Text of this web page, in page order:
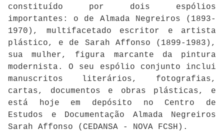
constituído por dois espólios
importantes: o de Almada Negreiros (1893-
1970), multifacetado escritor e artista
plástico, e de Sarah Affonso (1899-1983),
sua mulher, figura marcante da pintura
modernista. O seu espólio conjunto inclui
manuscritos literários, fotografias,
cartas, documentos e obras plásticas, e
está hoje em depósito no Centro de
Estudos e Documentação Almada Negreiros
Sarah Affonso (CEDANSA - NOVA FCSH).